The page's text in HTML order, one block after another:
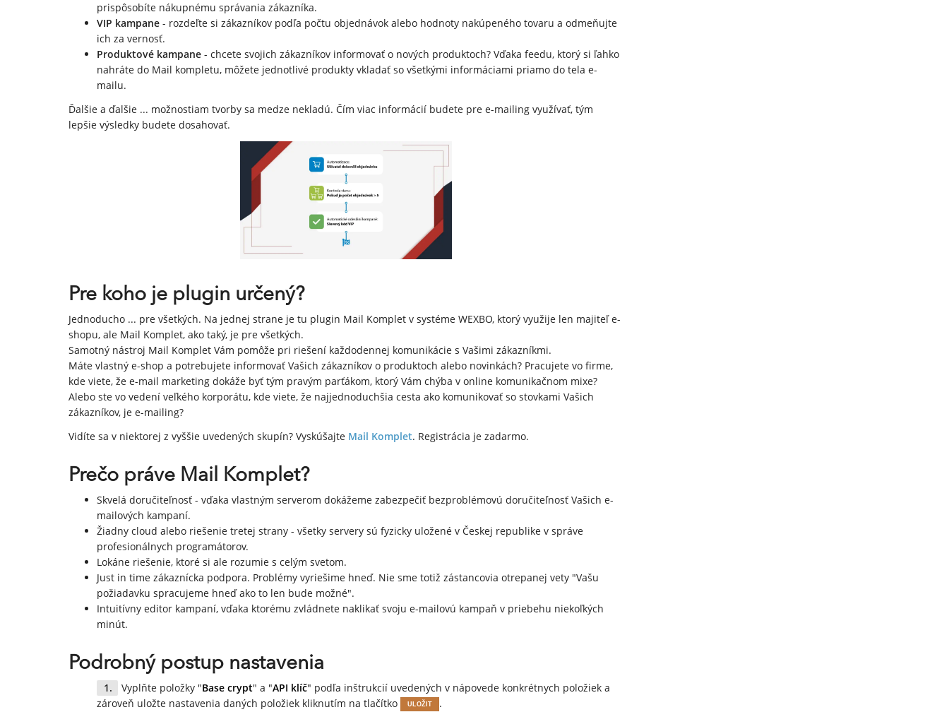
prispôsobíte nákupnému správania zákazníka.
VIP kampane - rozdeľte si zákazníkov podľa počtu objednávok alebo hodnoty nakúpeného tovaru a odmeňujte
ich za vernosť.
Produktové kampane - chcete svojich zákazníkov informovať o nových produktoch? Vďaka feedu, ktorý si ľahko
nahráte do Mail kompletu, môžete jednotlivé produkty vkladať so všetkými informáciami priamo do tela e-
mailu.
Ďalšie a ďalšie ... možnostiam tvorby sa medze nekladú. Čím viac informácií budete pre e-mailing využívať, tým
lepšie výsledky budete dosahovať.
Pre koho je plugin určený?
Jednoducho ... pre všetkých. Na jednej strane je tu plugin Mail Komplet v systéme WEXBO, ktorý využije len majiteľ e-
shopu, ale Mail Komplet, ako taký, je pre všetkých.
Samotný nástroj Mail Komplet Vám pomôže pri riešení každodennej komunikácie s Vašimi zákazníkmi.
Máte vlastný e-shop a potrebujete informovať Vašich zákazníkov o produktoch alebo novinkách? Pracujete vo firme,
kde viete, že e-mail marketing dokáže byť tým pravým parťákom, ktorý Vám chýba v online komunikačnom mixe?
Alebo ste vo vedení veľkého korporátu, kde viete, že najjednoduchšia cesta ako komunikovať so stovkami Vašich
zákazníkov, je e-mailing?
Vidíte sa v niektorej z vyššie uvedených skupín? Vyskúšajte Mail Komplet. Registrácia je zadarmo.
Prečo práve Mail Komplet?
Skvelá doručiteľnosť - vďaka vlastným serverom dokážeme zabezpečiť bezproblémovú doručiteľnosť Vašich e-
mailových kampaní.
Žiadny cloud alebo riešenie tretej strany - všetky servery sú fyzicky uložené v Českej republike v správe
profesionálnych programátorov.
Lokáne riešenie, ktoré si ale rozumie s celým svetom.
Just in time zákaznícka podpora. Problémy vyriešime hneď. Nie sme totiž zástancovia otrepanej vety "Vašu
požiadavku spracujeme hneď ako to len bude možné".
Intuitívny editor kampaní, vďaka ktorému zvládnete naklikať svoju e-mailovú kampaň v priebehu niekoľkých
minút.
Podrobný postup nastavenia
Vyplňte položky "Base crypt" a "API klíč" podľa inštrukcií uvedených v nápovede konkrétnych položiek a
zároveň uložte nastavenia daných položiek kliknutím na tlačítko
ULOŽIT
.